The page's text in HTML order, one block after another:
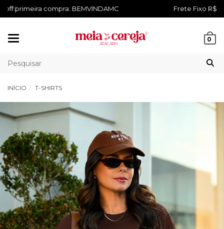
Frete Fixo R$9,90 para Região Sul E Sudeste
0
INÍCIO T-SHIRTS